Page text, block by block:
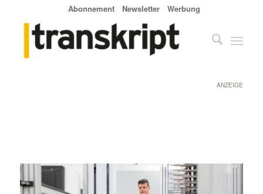
Abonnement Newsletter Werbung
ANZEIGE